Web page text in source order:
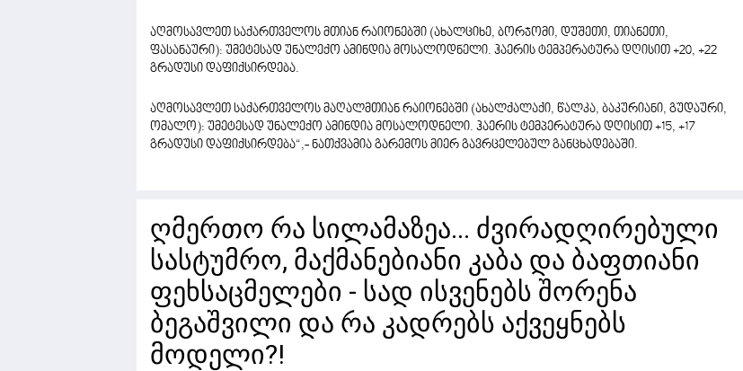
აღმოსავლეთ საქართველოს მთიან რაიონებში (ახალციხე, ბორჯომი, დუშეთი, თიანეთი,
ფასანაური): უმეტესად უნალექო ამინდია მოსალოდნელი. ჰაერის ტემპერატურა დღისით +20, +22
გრადუსი დაფიქსირდება.
აღმოსავლეთ საქართველოს მაღალმთიან რაიონებში (ახალქალაქი, წალკა, ბაკურიანი, გუდაური,
ომალო): უმეტესად უნალექო ამინდია მოსალოდნელი. ჰაერის ტემპერატურა დღისით +15, +17
გრადუსი დაფიქსირდება“,- ნათქვამია გარემოს მიერ გავრცელებულ განცხადებაში.
ღმერთო რა სილამაზეა... ძვირადღირებული
სასტუმრო, მაქმანებიანი კაბა და ბაფთიანი
ფეხსაცმელები - სად ისვენებს შორენა
ბეგაშვილი და რა კადრებს აქვეყნებს
მოდელი?!